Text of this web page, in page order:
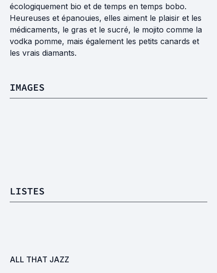
écologiquement bio et de temps en temps bobo.
Heureuses et épanouies, elles aiment le plaisir et les
médicaments, le gras et le sucré, le mojito comme la
vodka pomme, mais également les petits canards et
les vrais diamants.
IMAGES
LISTES
ALL THAT JAZZ